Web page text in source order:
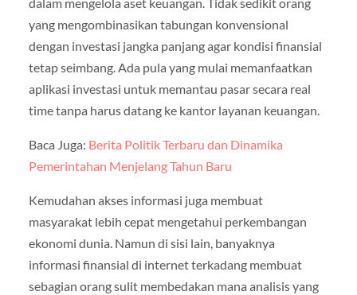
yang mengombinasikan tabungan konvensional
dengan investasi jangka panjang agar kondisi finansial
tetap seimbang. Ada pula yang mulai memanfaatkan
aplikasi investasi untuk memantau pasar secara real
time tanpa harus datang ke kantor layanan keuangan.
Baca Juga: Berita Politik Terbaru dan Dinamika
Pemerintahan Menjelang Tahun Baru
Kemudahan akses informasi juga membuat
masyarakat lebih cepat mengetahui perkembangan
ekonomi dunia. Namun di sisi lain, banyaknya
informasi finansial di internet terkadang membuat
sebagian orang sulit membedakan mana analisis yang